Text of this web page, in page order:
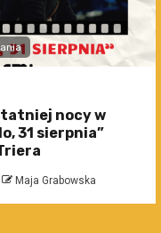
nocy w
31 sierpnia”
Maja Grabowska